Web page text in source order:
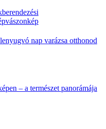
vászonkép
nap varázsa otthonod
– a természet panorámája